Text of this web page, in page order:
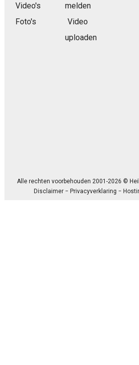
Video's
Foto's
melden
Video
uploaden
Alle rechten voorbehouden 2001-2026 ©
Disclaimer −Privacyverklaring −